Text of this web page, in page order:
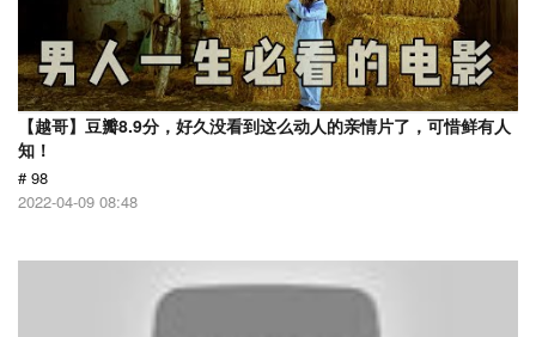
【越哥】豆瓣8.9分，好久没看到这么动人的亲情片了，可惜鲜有人
知！
# 98
2022-04-09 08:48